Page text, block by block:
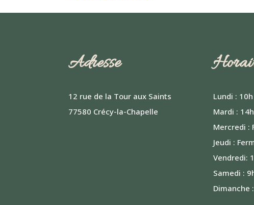
Adresse
12 rue de la Tour aux Saints
77580 Crécy-la-Chapelle
Lundi :
Mardi :
Mercredi :
Jeudi :
Vendredi:
Samedi :
Dimanche